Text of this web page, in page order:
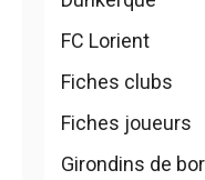
FC Lorient
Fiches clubs
Fiches joueurs
Girondins de